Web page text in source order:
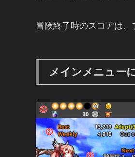
冒険終了時のスコアは、
メインメニュー